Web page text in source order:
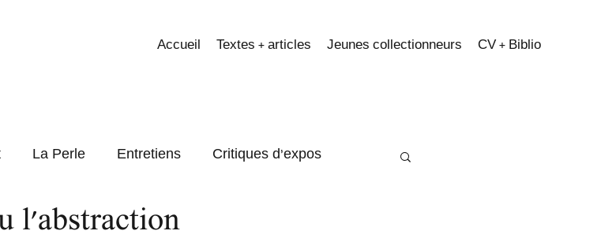
Accueil Textes + articles Jeunes collectionneurs CV + Biblio
La Perle Entretiens Critiques d'expos
l'abstraction